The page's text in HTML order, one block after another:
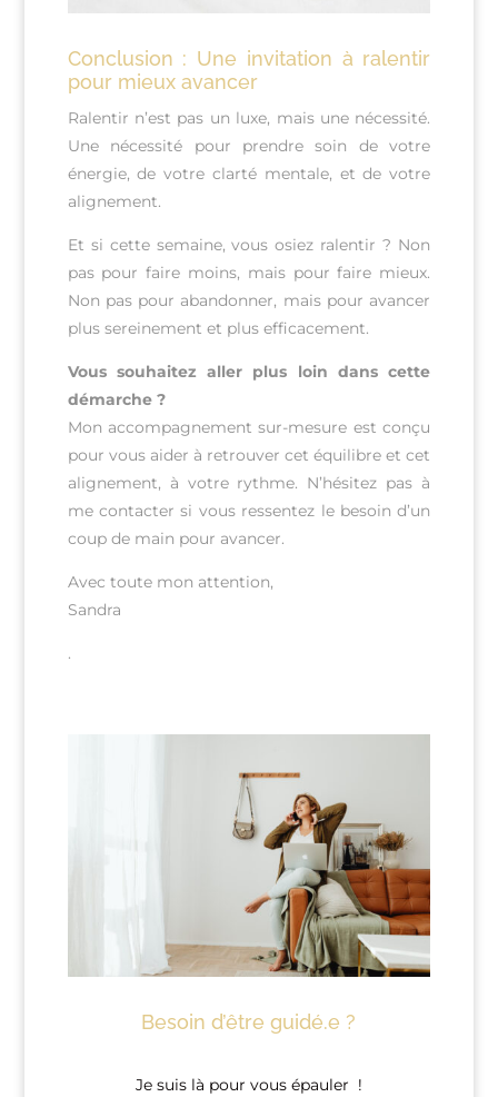
Conclusion : Une invitation à ralentir
pour mieux avancer
Ralentir n’est pas un luxe, mais une nécessité.
Une nécessité pour prendre soin de votre
énergie, de votre clarté mentale, et de votre
alignement.
Et si cette semaine, vous osiez ralentir ? Non
pas pour faire moins, mais pour faire mieux.
Non pas pour abandonner, mais pour avancer
plus sereinement et plus efficacement.
Vous souhaitez aller plus loin dans cette
démarche ?
Mon accompagnement sur-mesure est conçu
pour vous aider à retrouver cet équilibre et cet
alignement, à votre rythme. N’hésitez pas à
me contacter si vous ressentez le besoin d’un
coup de main pour avancer.
Avec toute mon attention,
Sandra
.
Besoin d’être guidé.e ?
Je suis là pour vous épauler !